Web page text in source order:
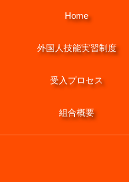
Home
外国人技能実習制度
受入プロセス
組合概要